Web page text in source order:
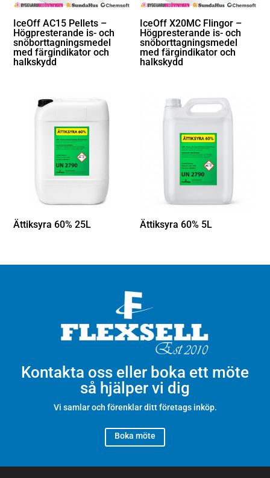
IceOff AC15 Pellets –
Högpresterande is- och
snöborttagningsmedel
med färgindikator och
halkskydd
IceOff X20MC Flingor –
Högpresterande is- och
snöborttagningsmedel
med färgindikator och
halkskydd
Ättiksyra 60% 25L Ättiksyra 60% 5L
Kontakta oss eller boka ett möte
så hjälper vi dig
Vi samlar och förenklar ditt företags inköp.
Boka möte